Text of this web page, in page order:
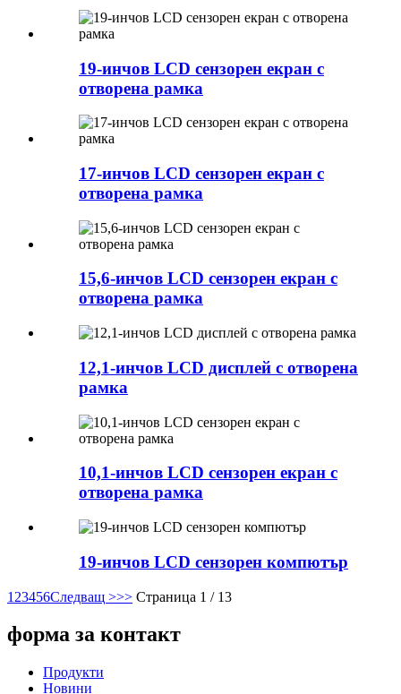
19-инчов LCD сензорен екран с
отворена рамка
17-инчов LCD сензорен екран с
отворена рамка
15,6-инчов LCD сензорен екран с
отворена рамка
12,1-инчов LCD дисплей с отворена
рамка
10,1-инчов LCD сензорен екран с
отворена рамка
19-инчов LCD сензорен компютър
1 23456Следващ >>> Страница 1 / 13
форма за контакт
Продукти
Новини